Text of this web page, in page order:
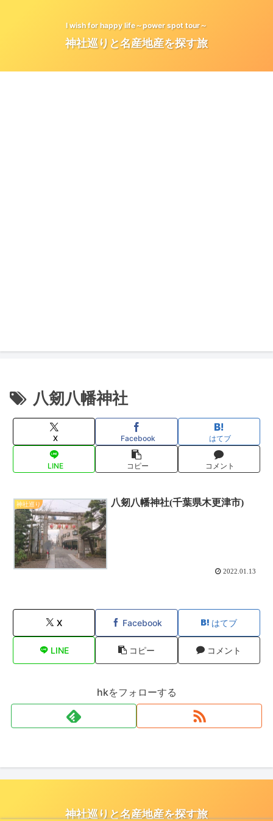
I wish for happy life～power spot tour～
神社巡りと名産地産を探す旅
八剱八幡神社
X Facebook はてブ
LINE コピー コメント
神社巡り 八剱八幡神社(千葉県木更津市)
2022.01.13
X Facebook はてブ
LINE コピー コメント
hkをフォローする
神社巡りと名産地産を探す旅